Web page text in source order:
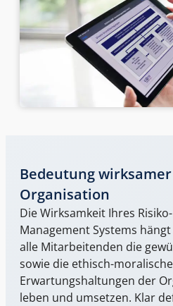
Bedeutung wirksamer
Organisation
Die Wirksamkeit Ihres
Management Systems
alle Mitarbeitenden die
sowie die ethisch-
Erwartungshaltungen der
leben und umsetzen. Klar